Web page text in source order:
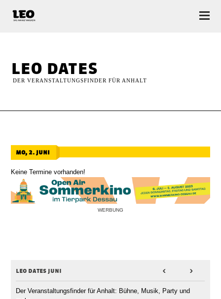
leo dates
DER VERANSTALTUNGSFINDER FÜR ANHALT
mo, 2. juni
Keine Termine vorhanden!
WERBUNG
leo dates juni < >
Der Veranstaltungsfinder für Anhalt: Bühne, Musik, Party und